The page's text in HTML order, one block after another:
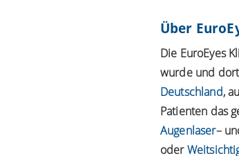
Über
Die EuroEyes
wurde und
Deutschland,
Patienten das
Augenlaser–
oder